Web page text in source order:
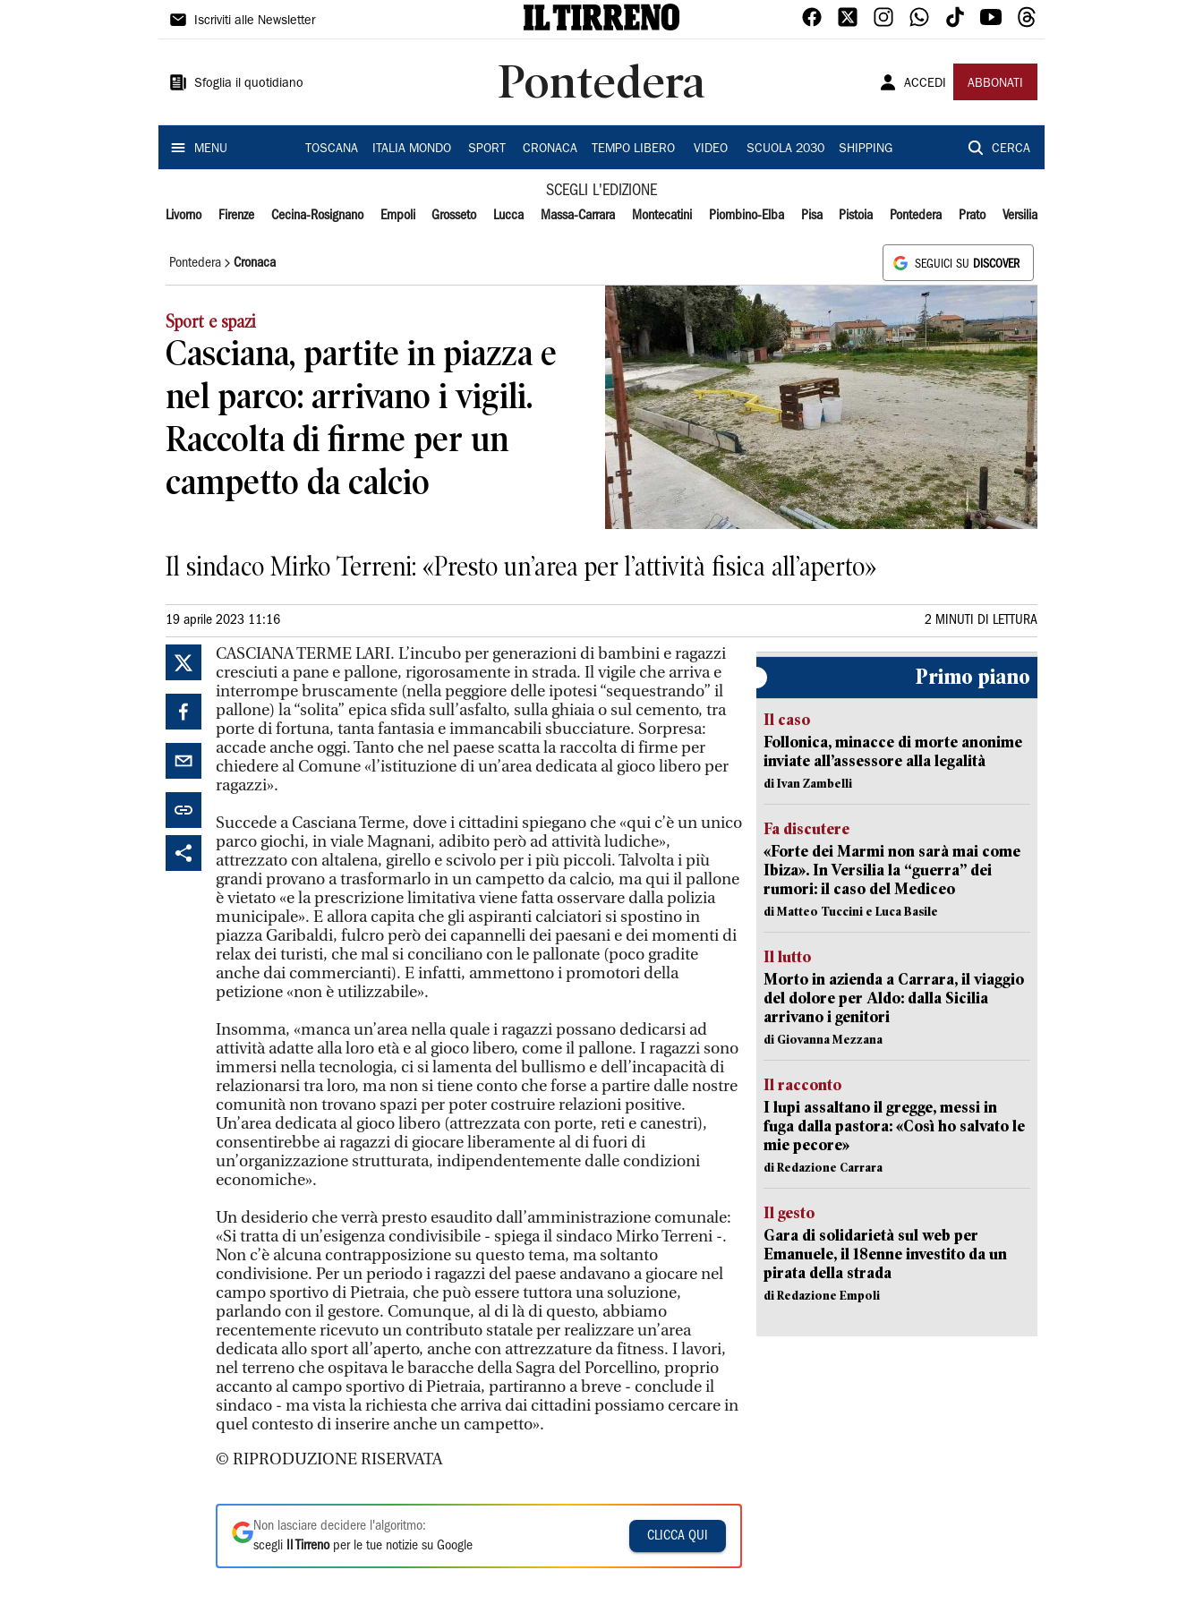
Il
Iscriviti alle Newsletter
Sfoglia il quotidiano Pontedera ACCEDI ABBONATI
MENU TOSCANA ITALIA MONDO SPORT CRONACA TEMPO LIBERO VIDEO SCUOLA 2030 SHIPPING CERCA
SCEGLI L'EDIZIONE
Livorno Firenze Cecina-Rosignano Empoli Grosseto Lucca Massa-Carrara Montecatini Piombino-Elba Pisa Pistoia Pontedera Prato Versilia
Pontedera Cronaca SEGUICI SU DISCOVER
Sport e spazi
Casciana, partite in piazza e
nel parco: arrivano i vigili.
Raccolta di firme per un
campetto da calcio
Il sindaco Mirko Terreni: «Presto un’area per l’attività fisica all’aperto»
19 aprile 2023 11:16 2 MINUTI DI LETTURA
CASCIANA TERME LARI. L’incubo per generazioni di bambini e ragazzi
cresciuti a pane e pallone, rigorosamente in strada. Il vigile che arriva e
interrompe bruscamente (nella peggiore delle ipotesi “sequestrando” il
pallone) la “solita” epica sfida sull’asfalto, sulla ghiaia o sul cemento, tra
porte di fortuna, tanta fantasia e immancabili sbucciature. Sorpresa:
accade anche oggi. Tanto che nel paese scatta la raccolta di firme per
chiedere al Comune «l’istituzione di un’area dedicata al gioco libero per
ragazzi».
Succede a Casciana Terme, dove i cittadini spiegano che «qui c’è un unico
parco giochi, in viale Magnani, adibito però ad attività ludiche»,
attrezzato con altalena, girello e scivolo per i più piccoli. Talvolta i più
grandi provano a trasformarlo in un campetto da calcio, ma qui il pallone
è vietato «e la prescrizione limitativa viene fatta osservare dalla polizia
municipale». E allora capita che gli aspiranti calciatori si spostino in
piazza Garibaldi, fulcro però dei capannelli dei paesani e dei momenti di
relax dei turisti, che mal si conciliano con le pallonate (poco gradite
anche dai commercianti). E infatti, ammettono i promotori della
petizione «non è utilizzabile».
Insomma, «manca un’area nella quale i ragazzi possano dedicarsi ad
attività adatte alla loro età e al gioco libero, come il pallone. I ragazzi sono
immersi nella tecnologia, ci si lamenta del bullismo e dell’incapacità di
relazionarsi tra loro, ma non si tiene conto che forse a partire dalle nostre
comunità non trovano spazi per poter costruire relazioni positive.
Un’area dedicata al gioco libero (attrezzata con porte, reti e canestri),
consentirebbe ai ragazzi di giocare liberamente al di fuori di
un’organizzazione strutturata, indipendentemente dalle condizioni
economiche».
Un desiderio che verrà presto esaudito dall’amministrazione comunale:
«Si tratta di un’esigenza condivisibile - spiega il sindaco Mirko Terreni -.
Non c’è alcuna contrapposizione su questo tema, ma soltanto
condivisione. Per un periodo i ragazzi del paese andavano a giocare nel
campo sportivo di Pietraia, che può essere tuttora una soluzione,
parlando con il gestore. Comunque, al di là di questo, abbiamo
recentemente ricevuto un contributo statale per realizzare un’area
dedicata allo sport all’aperto, anche con attrezzature da fitness. I lavori,
nel terreno che ospitava le baracche della Sagra del Porcellino, proprio
accanto al campo sportivo di Pietraia, partiranno a breve - conclude il
sindaco - ma vista la richiesta che arriva dai cittadini possiamo cercare in
quel contesto di inserire anche un campetto».
© RIPRODUZIONE RISERVATA
Non lasciare decidere l'algoritmo:
scegli
Il Tirrenoper le tue notizie su Google
CLICCA QUI
Primo piano
Il caso
Follonica, minacce di morte anonime
inviate all’assessore alla legalità
di Ivan Zambelli
Fa discutere
«Forte dei Marmi non sarà mai come
Ibiza». In Versilia la “guerra” dei
rumori: il caso del Mediceo
di Matteo Tuccini e Luca Basile
Il lutto
Morto in azienda a Carrara, il viaggio
del dolore per Aldo: dalla Sicilia
arrivano i genitori
di Giovanna Mezzana
Il racconto
I lupi assaltano il gregge, messi in
fuga dalla pastora: «Così ho salvato le
mie pecore»
di Redazione Carrara
Il gesto
Gara di solidarietà sul web per
Emanuele, il 18enne investito da un
pirata della strada
di Redazione Empoli